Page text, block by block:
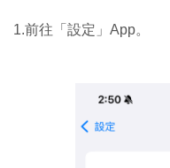
1.前往「設定」App。